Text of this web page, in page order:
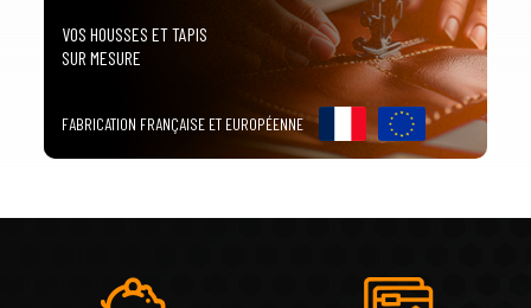
VOS HOUSSES ET TAPIS
SUR MESURE
FABRICATION FRANÇAISE ET EUROPÉENNE